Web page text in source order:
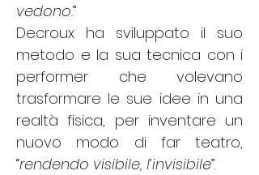
vedono.”
Decroux ha sviluppato il suo
metodo e la sua tecnica con i
performer che volevano
trasformare le sue idee in una
realtà fisica, per inventare un
nuovo modo di far teatro,
“rendendo visibile, l’invisibile”.